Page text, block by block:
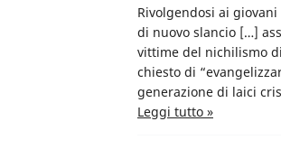
Rivolgendosi ai
di nuovo slancio […]
vittime del nichilismo
chiesto di
generazione di laici
Leggi tutto »